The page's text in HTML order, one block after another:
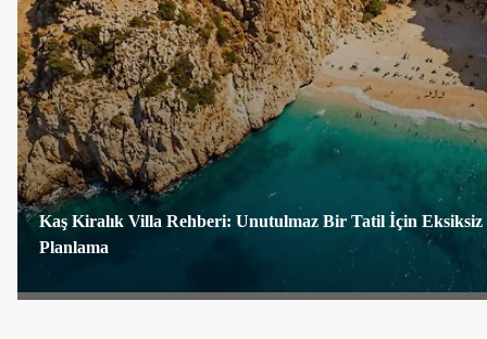
Kaş Kiralık Villa Rehberi: Unutulmaz Bir Tatil İçin Eksiksiz
Planlama